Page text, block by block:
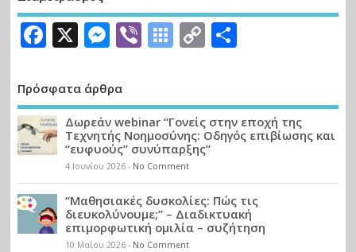
Facebook
X Messenger
ViberSymbaloo
Copy
Πρόσφατα άρθρα
Δωρεάν webinar “Γονείς στην εποχή της
Τεχνητής Νοημοσύνης: Οδηγός επιβίωσης και
“ευφυούς” συνύπαρξης”
4 Ιουνίου 2026- No Comment
“Μαθησιακές δυσκολίες: Πώς τις
διευκολύνουμε;” – Διαδικτυακή
επιμορφωτική ομιλία – συζήτηση
10 Μαΐου 2026- No Comment